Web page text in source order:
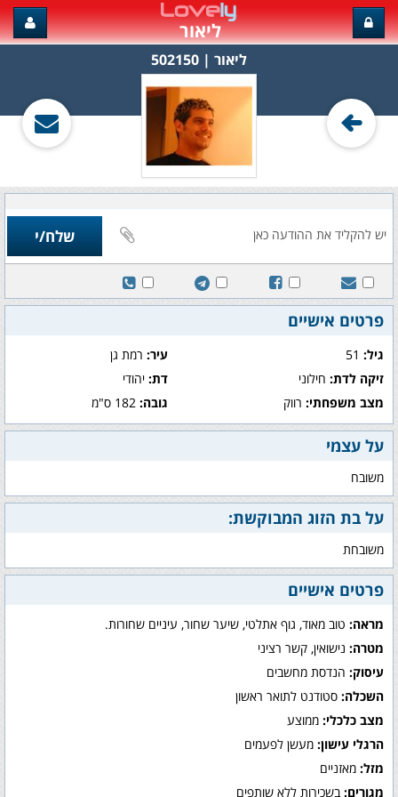
ליאור
ליאור‏ | 502150
פרטים אישיים
גיל: עיר:רמת גן
זיקה לדת: חילוני דת:יהודי
מצב משפחתי: רווק גובה:182 ס"מ
על עצמי
משובח
על בת הזוג המבוקשת:
משובחת
פרטים אישיים
מראה: טוב מאוד, גוף אתלטי, שיער שחור, עיניים שחורות.
מטרה: נישואין, קשר רציני
עיסוק: הנדסת מחשבים
השכלה: סטודנט לתואר ראשון
מצב כלכלי: ממוצע
הרגלי עישון: מעשן לפעמים
מזל: מאזניים
מגורים: בשכירות ללא שותפים